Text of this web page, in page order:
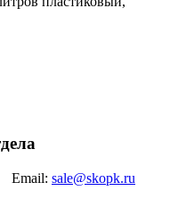
Email: sale@skopk.ru